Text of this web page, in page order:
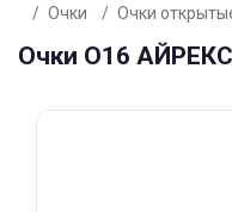
Очки Очки
Очки О16
Разбейте
оплатуна
без